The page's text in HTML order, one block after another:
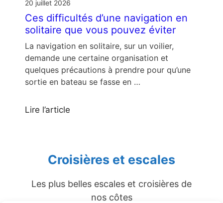
20 juillet 2026
Ces difficultés d’une navigation en
solitaire que vous pouvez éviter
La navigation en solitaire, sur un voilier,
demande une certaine organisation et
quelques précautions à prendre pour qu’une
sortie en bateau se fasse en …
Lire l’article
Croisières et escales
Les plus belles escales et croisières de
nos côtes